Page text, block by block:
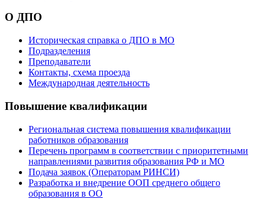
О ДПО
Историческая справка о ДПО в МО
Подразделения
Преподаватели
Контакты, схема проезда
Международная деятельность
Повышение квалификации
Региональная система повышения квалификации
работников образования
Перечень программ в соответствии с приоритетными
направлениями развития образования РФ и МО
Подача заявок (Операторам РИНСИ)
Разработка и внедрение ООП среднего общего
образования в ОО